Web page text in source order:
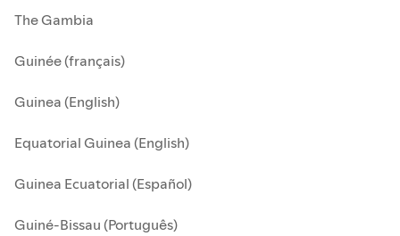
The Gambia
Guinée (français)
Guinea (English)
Equatorial Guinea (English)
Guinea Ecuatorial (Español)
Guiné-Bissau (Português)